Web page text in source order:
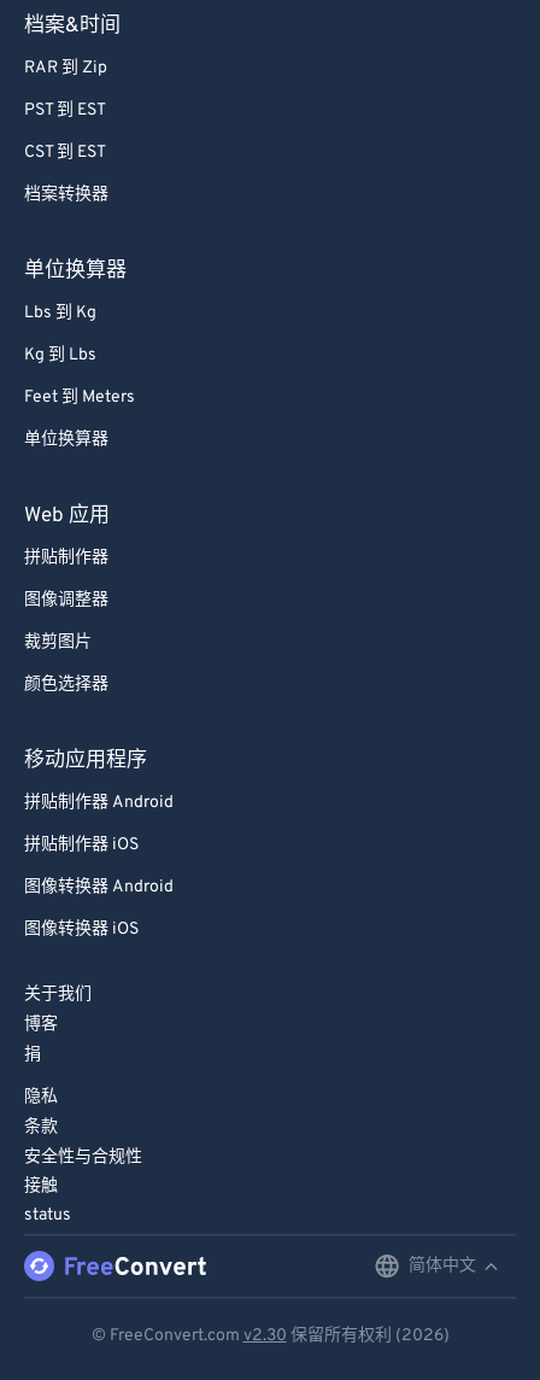
档案&时间
RAR 到 Zip
PST 到 EST
CST 到 EST
档案转换器
单位换算器
Lbs 到 Kg
Kg 到 Lbs
Feet 到 Meters
单位换算器
Web 应用
拼贴制作器
图像调整器
裁剪图片
颜色选择器
移动应用程序
拼贴制作器 Android
拼贴制作器 iOS
图像转换器 Android
图像转换器 iOS
关于我们
博客
捐
隐私
条款
安全性与合规性
接触
status
简体中文
© FreeConvert.com v2.30 保留所有权利 (2026)